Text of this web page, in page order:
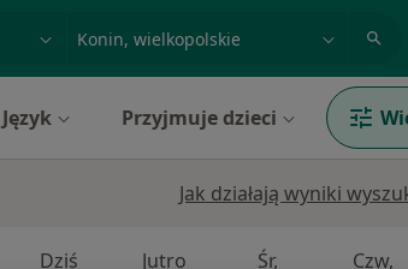
Język Przyjmuje dzieci
Jak działają wyniki
Dziś Jutro Śr, Czw,